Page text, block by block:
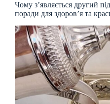
Чому з’являється другий
поради для здоров’я та